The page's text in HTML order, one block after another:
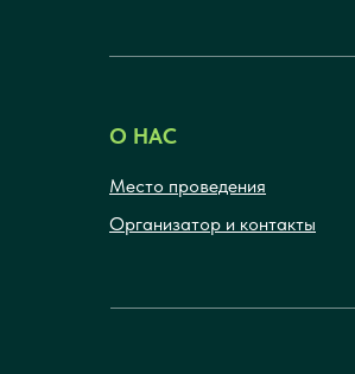
О НАС
Организатор и контакты
Место проведения